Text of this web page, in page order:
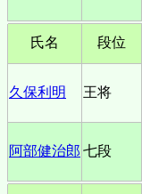
氏名 段位
久保利明 王将
阿部健治郎 七段